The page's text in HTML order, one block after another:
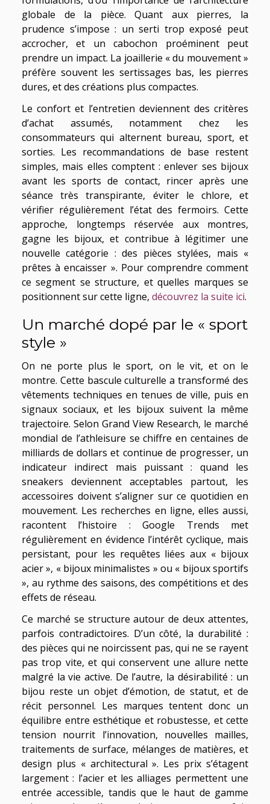
globale de la pièce. Quant aux pierres, la
prudence s’impose : un serti trop exposé peut
accrocher, et un cabochon proéminent peut
prendre un impact. La joaillerie « du mouvement »
préfère souvent les sertissages bas, les pierres
dures, et des créations plus compactes.
Le confort et l’entretien deviennent des critères
d’achat assumés, notamment chez les
consommateurs qui alternent bureau, sport, et
sorties. Les recommandations de base restent
simples, mais elles comptent : enlever ses bijoux
avant les sports de contact, rincer après une
séance très transpirante, éviter le chlore, et
vérifier régulièrement l’état des fermoirs. Cette
approche, longtemps réservée aux montres,
gagne les bijoux, et contribue à légitimer une
nouvelle catégorie : des pièces stylées, mais «
prêtes à encaisser ». Pour comprendre comment
ce segment se structure, et quelles marques se
positionnent sur cette ligne, découvrez la suite ici.
Un marché dopé par le « sport
style »
On ne porte plus le sport, on le vit, et on le
montre. Cette bascule culturelle a transformé des
vêtements techniques en tenues de ville, puis en
signaux sociaux, et les bijoux suivent la même
trajectoire. Selon Grand View Research, le marché
mondial de l’athleisure se chiffre en centaines de
milliards de dollars et continue de progresser, un
indicateur indirect mais puissant : quand les
sneakers deviennent acceptables partout, les
accessoires doivent s’aligner sur ce quotidien en
mouvement. Les recherches en ligne, elles aussi,
racontent l’histoire : Google Trends met
régulièrement en évidence l’intérêt cyclique, mais
persistant, pour les requêtes liées aux « bijoux
acier », « bijoux minimalistes » ou « bijoux sportifs
», au rythme des saisons, des compétitions et des
effets de réseau.
Ce marché se structure autour de deux attentes,
parfois contradictoires. D’un côté, la durabilité :
des pièces qui ne noircissent pas, qui ne se rayent
pas trop vite, et qui conservent une allure nette
malgré la vie active. De l’autre, la désirabilité : un
bijou reste un objet d’émotion, de statut, et de
récit personnel. Les marques tentent donc un
équilibre entre esthétique et robustesse, et cette
tension nourrit l’innovation, nouvelles mailles,
traitements de surface, mélanges de matières, et
design plus « architectural ». Les prix s’étagent
largement : l’acier et les alliages permettent une
entrée accessible, tandis que le haut de gamme